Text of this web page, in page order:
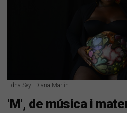
Edna Sey | Diana Martín
'M', de música i